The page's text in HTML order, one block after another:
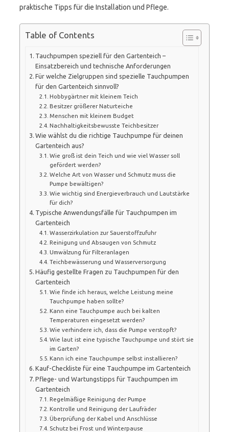
praktische Tipps für die Installation und Pflege.
Table of Contents
Tauchpumpen speziell für den Gartenteich –
Einsatzbereich und technische Anforderungen
Für welche Zielgruppen sind spezielle Tauchpumpen
für den Gartenteich sinnvoll?
Hobbygärtner mit kleinem Teich
Besitzer größerer Naturteiche
Menschen mit kleinem Budget
Nachhaltigkeitsbewusste Teichbesitzer
Wie wählst du die richtige Tauchpumpe für deinen
Gartenteich aus?
Wie groß ist dein Teich und wie viel Wasser soll
gefördert werden?
Welche Art von Wasser und Schmutz muss die
Pumpe bewältigen?
Wie wichtig sind Energieverbrauch und Lautstärke
für dich?
Typische Anwendungsfälle für Tauchpumpen im
Gartenteich
Wasserzirkulation zur Sauerstoffzufuhr
Reinigung und Absaugen von Schmutz
Umwälzung für Filteranlagen
Teichbewässerung und Wasserversorgung
Häufig gestellte Fragen zu Tauchpumpen für den
Gartenteich
Wie finde ich heraus, welche Leistung meine
Tauchpumpe haben sollte?
Kann eine Tauchpumpe auch bei kalten
Temperaturen eingesetzt werden?
Wie verhindere ich, dass die Pumpe verstopft?
Wie laut ist eine typische Tauchpumpe und stört sie
im Garten?
Kann ich eine Tauchpumpe selbst installieren?
Kauf-Checkliste für eine Tauchpumpe im Gartenteich
Pflege- und Wartungstipps für Tauchpumpen im
Gartenteich
Regelmäßige Reinigung der Pumpe
Kontrolle und Reinigung der Laufräder
Überprüfung der Kabel und Anschlüsse
Schutz bei Frost und Winterpause